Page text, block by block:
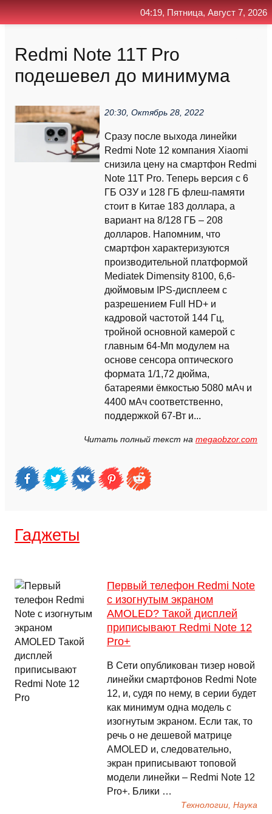
Redmi Note 11T Pro
подешевел до минимума
20:30, Октябрь 28, 2022
Сразу после выхода линейки
Redmi Note 12 компания Xiaomi
снизила цену на смартфон Redmi
Note 11T Pro. Теперь версия с 6
ГБ ОЗУ и 128 ГБ флеш-памяти
стоит в Китае 183 доллара, а
вариант на 8/128 ГБ – 208
долларов. Напомним, что
смартфон характеризуются
производительной платформой
Mediatek Dimensity 8100, 6,6-
дюймовым IPS-дисплеем с
разрешением Full HD+ и
кадровой частотой 144 Гц,
тройной основной камерой с
главным 64-Мп модулем на
основе сенсора оптического
формата 1/1,72 дюйма,
батареями ёмкостью 5080 мАч и
4400 мАч соответственно,
поддержкой 67-Вт и...
Читать полный текст на megaobzor.com
Гаджеты
Первый телефон Redmi Note
с изогнутым экраном
AMOLED? Такой дисплей
приписывают Redmi Note 12
Pro+
В Сети опубликован тизер новой
линейки смартфонов Redmi Note
12, и, судя по нему, в серии будет
как минимум одна модель с
изогнутым экраном. Если так, то
речь о не дешевой матрице
AMOLED и, следовательно,
экран приписывают топовой
модели линейки – Redmi Note 12
Pro+. Блики …
Технологии, Наука
04:19, Пятница, Август 7, 2026